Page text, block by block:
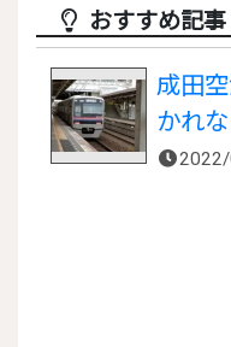
おすすめ記事
成田
かれ